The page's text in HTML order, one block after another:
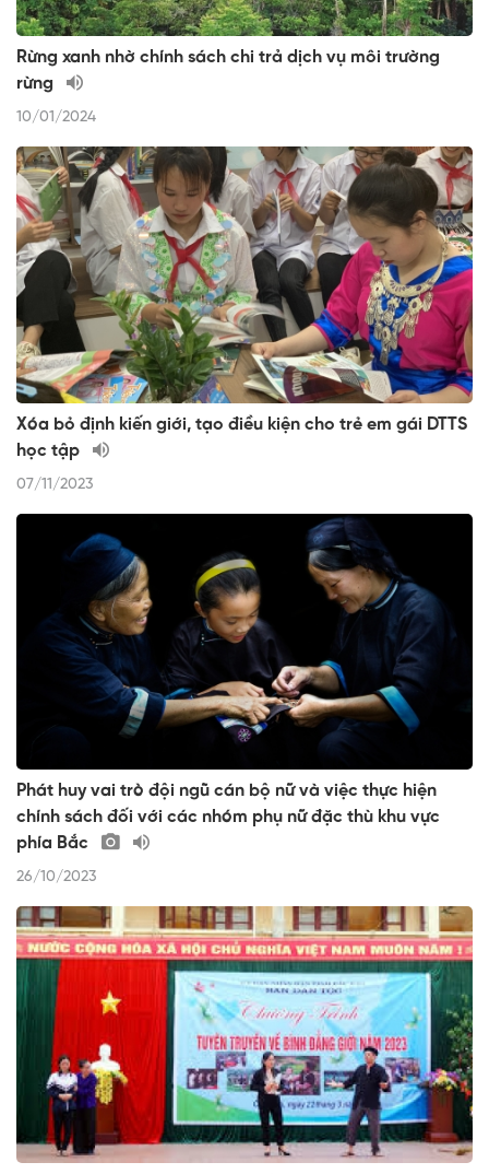
Rừng xanh nhờ chính sách chi trả dịch vụ môi trường
rừng
10/01/2024
Xóa bỏ định kiến giới, tạo điều kiện cho trẻ em gái DTTS
học tập
07/11/2023
Phát huy vai trò đội ngũ cán bộ nữ và việc thực hiện
chính sách đối với các nhóm phụ nữ đặc thù khu vực
phía Bắc
26/10/2023